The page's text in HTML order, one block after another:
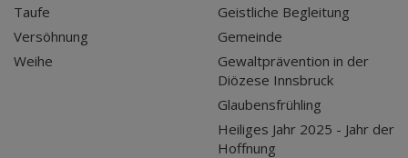
Taufe
Versöhnung
Weihe
Geistliche Begleitung
Gemeinde
Gewaltprävention in der
Diözese Innsbruck
Glaubensfrühling
Heiliges Jahr 2025 - Jahr der
Hoffnung